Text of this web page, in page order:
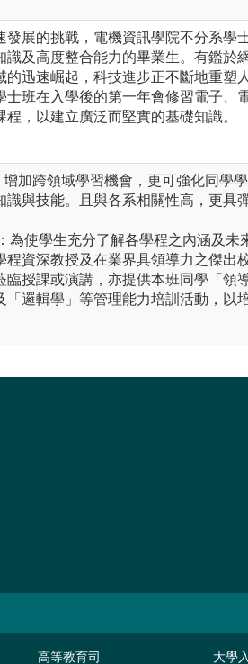
發展的挑戰，電機資訊學院不分系學
識及高度整合能力的畢業生。有鑑於
的迅速崛起，科技進步正不斷地重塑
士班在入學後的第一年會修習電子、
程，以建立廣泛而堅實的基礎知識。
增加跨領域學習機會，更可強化同學
識與技能。且與各系相關性高，更具
為使學生充分了解各學程之內涵及未
程資深教授及在業界具領導力之傑出
臨授課或演講，亦提供本班同學「領
「邏輯學」等管理能力培訓活動，以
高等教育司 大學